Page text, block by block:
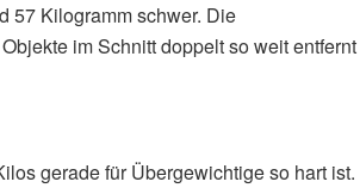
57 Kilogramm schwer. Die
im Schnitt doppelt so weit entfernt
gerade für Übergewichtige so hart ist.